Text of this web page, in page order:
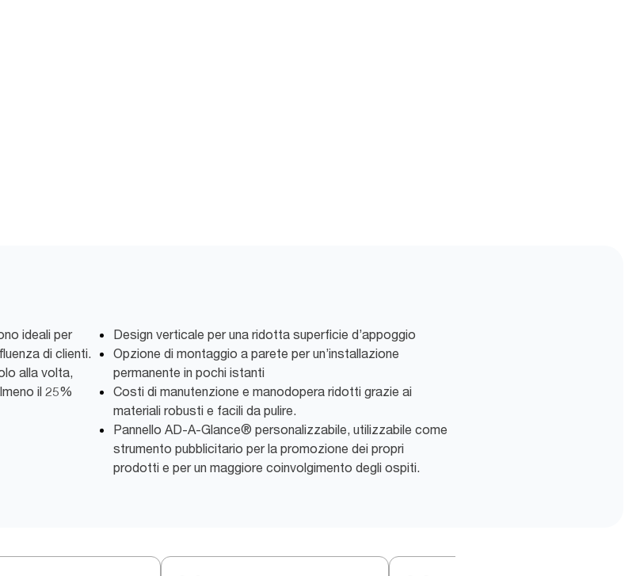
ideali per
di clienti.
alla volta,
il 25%
Design verticale per una ridotta superficie d’appoggio
Opzione di montaggio a parete per un’installazione
permanente in pochi istanti
Costi di manutenzione e manodopera ridotti grazie ai
materiali robusti e facili da pulire.
Pannello AD-A-Glance® personalizzabile, utilizzabile come
strumento pubblicitario per la promozione dei propri
prodotti e per un maggiore coinvolgimento degli ospiti.